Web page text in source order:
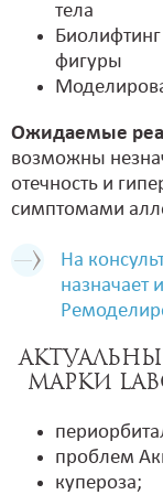
тела
фигуры
Ожидаемые
возможны
отечность и
симптомами
На
назначает
марки
проблем
купероза;